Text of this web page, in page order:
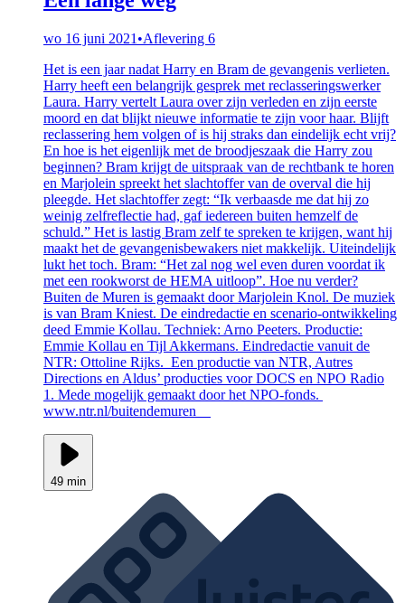
wo 16 juni 2021 •Aflevering 6
Het is een jaar nadat Harry en Bram de gevangenis verlieten.
Harry heeft een belangrijk gesprek met reclasseringswerker
Laura. Harry vertelt Laura over zijn verleden en zijn eerste
moord en dat blijkt nieuwe informatie te zijn voor haar. Blijft
reclassering hem volgen of is hij straks dan eindelijk echt vrij?
En hoe is het eigenlijk met de broodjeszaak die Harry zou
beginnen? Bram krijgt de uitspraak van de rechtbank te horen
en Marjolein spreekt het slachtoffer van de overval die hij
pleegde. Het slachtoffer zegt: “Ik verbaasde me dat hij zo
weinig zelfreflectie had, gaf iedereen buiten hemzelf de
schuld.” Het is lastig Bram zelf te spreken te krijgen, want hij
maakt het de gevangenisbewakers niet makkelijk. Uiteindelijk
lukt het toch. Bram: “Het zal nog wel even duren voordat ik
met een rookworst de HEMA uitloop”. Hoe nu verder?
Buiten de Muren is gemaakt door Marjolein Knol. De muziek
is van Bram Kniest. De eindredactie en scenario-ontwikkeling
deed Emmie Kollau. Techniek: Arno Peeters. Productie:
Emmie Kollau en Tijl Akkermans. Eindredactie vanuit de
NTR: Ottoline Rijks. Een productie van NTR, Autres
Directions en Aldus’ producties voor DOCS en NPO Radio
1. Mede mogelijk gemaakt door het NPO-fonds.
www.ntr.nl/buitendemuren
49 min